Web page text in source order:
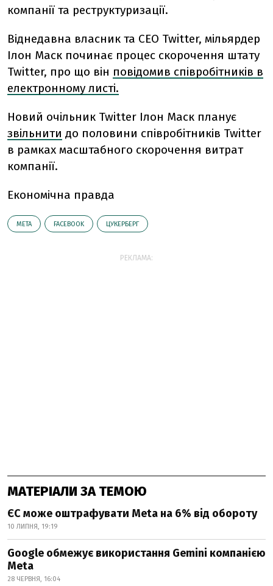
компанії та реструктуризації.
Віднедавна власник та CEO Twitter, мільярдер
Ілон Маск починає процес скорочення штату
Twitter, про що він повідомив співробітників в
електронному листі.
Новий очільник Twitter Ілон Маск планує
звільнити до половини співробітників Twitter
в рамках масштабного скорочення витрат
компанії.
Економічна правда
META FACEBOOK ЦУКЕРБЕРГ
РЕКЛАМА:
МАТЕРІАЛИ ЗА ТЕМОЮ
ЄС може оштрафувати Meta на 6% від обороту
10 ЛИПНЯ, 19:19
Google обмежує використання Gemini компанією
Meta
28 ЧЕРВНЯ, 16:04